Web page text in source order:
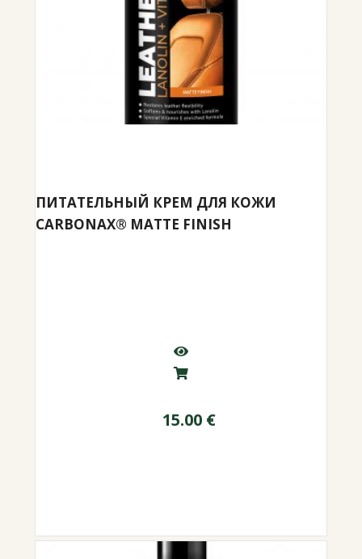
ПИТАТЕЛЬНЫЙ КРЕМ ДЛЯ КОЖИ
CARBONAX® MATTE FINISH
15.00 €